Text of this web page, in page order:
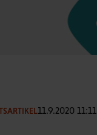
11.9.2020 11:11